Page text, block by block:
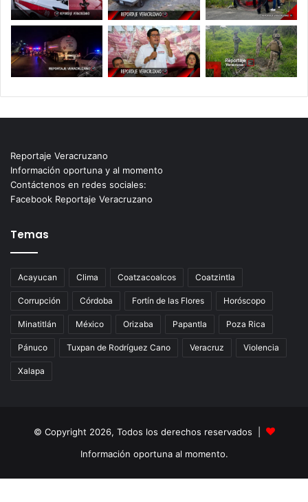
Reportaje Veracruzano
Información oportuna y al momento
Contáctenos en redes sociales:
Facebook Reportaje Veracruzano
Temas
Acayucan Clima Coatzacoalcos Coatzintla
Corrupción Córdoba Fortín de las Flores Horóscopo
Minatitlán México Orizaba Papantla Poza Rica
Pánuco Tuxpan de Rodríguez Cano Veracruz Violencia
Xalapa
© Copyright 2026, Todos los derechos reservados |
Información oportuna al momento.